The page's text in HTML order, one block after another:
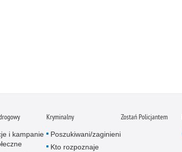
i kampanie
Kryminalny
Poszukiwani/zaginieni
Kto rozpoznaje
Zostań Policjantem